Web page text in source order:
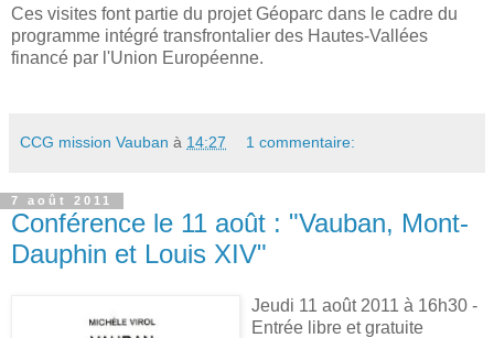
Ces visites font partie du projet Géoparc dans le cadre du
programme intégré transfrontalier des Hautes-Vallées
financé par l'Union Européenne.
CCG mission Vauban à 14:27 1 commentaire:
7 août 2011
Conférence le 11 août : "Vauban, Mont-
Dauphin et Louis XIV"
Jeudi 11 août 2011 à 16h30 -
Entrée libre et gratuite